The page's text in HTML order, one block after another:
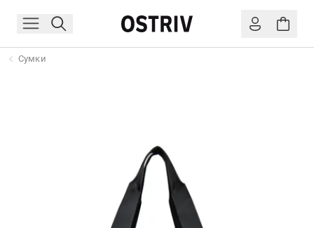
Сумки